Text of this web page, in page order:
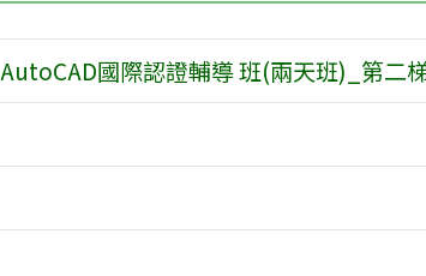
國際認證輔導 班(兩天班)_第二